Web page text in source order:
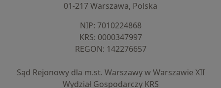
01-217 Warszawa, Polska
NIP: ⁠7010224868
KRS: ⁠0000347997
REGON: ⁠142276657
Sąd Rejonowy dla m.st. Warszawy w Warszawie XII
Wydział Gospodarczy KRS